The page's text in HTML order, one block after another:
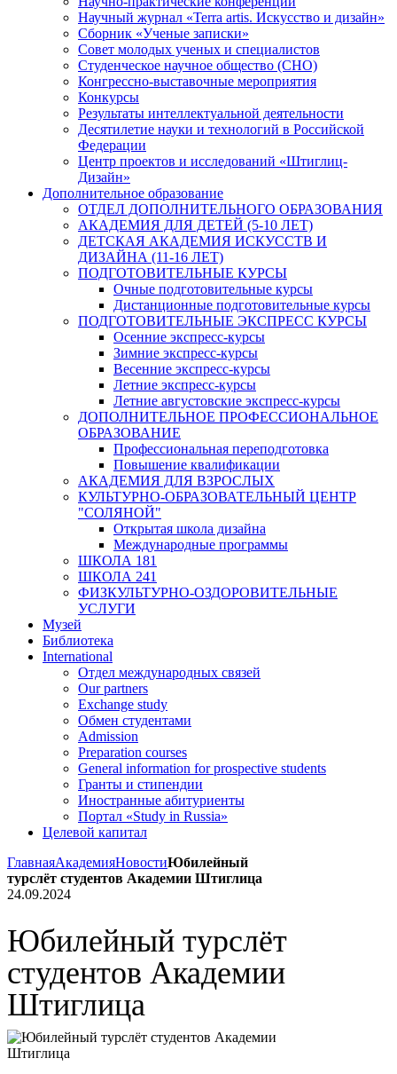
Научный журнал «Terra artis. Искусство и дизайн»
Сборник «Ученые записки»
Совет молодых ученых и специалистов
Студенческое научное общество (СНО)
Конгрессно-выставочные мероприятия
Конкурсы
Результаты интеллектуальной деятельности
Десятилетие науки и технологий в Российской
Федерации
Центр проектов и исследований «Штиглиц-
Дизайн»
Дополнительное образование
ОТДЕЛ ДОПОЛНИТЕЛЬНОГО ОБРАЗОВАНИЯ
АКАДЕМИЯ ДЛЯ ДЕТЕЙ (5-10 ЛЕТ)
ДЕТСКАЯ АКАДЕМИЯ ИСКУССТВ И
ДИЗАЙНА (11-16 ЛЕТ)
ПОДГОТОВИТЕЛЬНЫЕ КУРСЫ
Очные подготовительные курсы
Дистанционные подготовительные курсы
ПОДГОТОВИТЕЛЬНЫЕ ЭКСПРЕСС КУРСЫ
Осенние экспресс-курсы
Зимние экспресс-курсы
Весенние экспресс-курсы
Летние экспресс-курсы
Летние августовские экспресс-курсы
ДОПОЛНИТЕЛЬНОЕ ПРОФЕССИОНАЛЬНОЕ
ОБРАЗОВАНИЕ
Профессиональная переподготовка
Повышение квалификации
АКАДЕМИЯ ДЛЯ ВЗРОСЛЫХ
КУЛЬТУРНО-ОБРАЗОВАТЕЛЬНЫЙ ЦЕНТР
"СОЛЯНОЙ"
Открытая школа дизайна
Международные программы
ШКОЛА 181
ШКОЛА 241
ФИЗКУЛЬТУРНО-ОЗДОРОВИТЕЛЬНЫЕ
УСЛУГИ
Музей
Библиотека
International
Отдел международных связей
Our partners
Exchange study
Обмен студентами
Admission
Preparation courses
General information for prospective students
Гранты и стипендии
Иностранные абитуриенты
Портал «Study in Russia»
Целевой капитал
ГлавнаяАкадемияНовостиЮбилейный
турслёт студентов Академии Штиглица
24.09.2024
Юбилейный турслёт
студентов Академии
Штиглица